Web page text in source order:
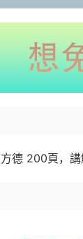
德 200頁，講